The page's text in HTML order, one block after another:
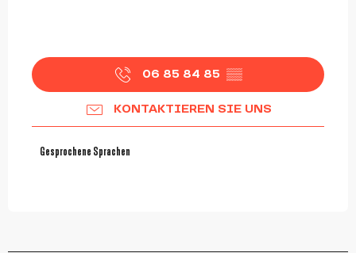
06 85 84 85 ▒▒
KONTAKTIEREN SIE UNS
Gesprochene Sprachen
Gesprochene Sprachen